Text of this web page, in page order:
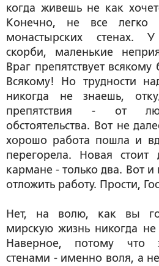
когда живешь не как
Конечно, не все
монастырских стенах.
скорби, маленькие
Враг препятствует
Всякому! Но трудности
никогда не знаешь,
препятствия - от
обстоятельства. Вот не
хорошо работа пошла и
перегорела. Новая стоит
кармане - только два. Вот
отложить работу. Прости,
Нет, на волю, как вы
мирскую жизнь никогда не
Наверное, потому что
стенами - именно воля, а